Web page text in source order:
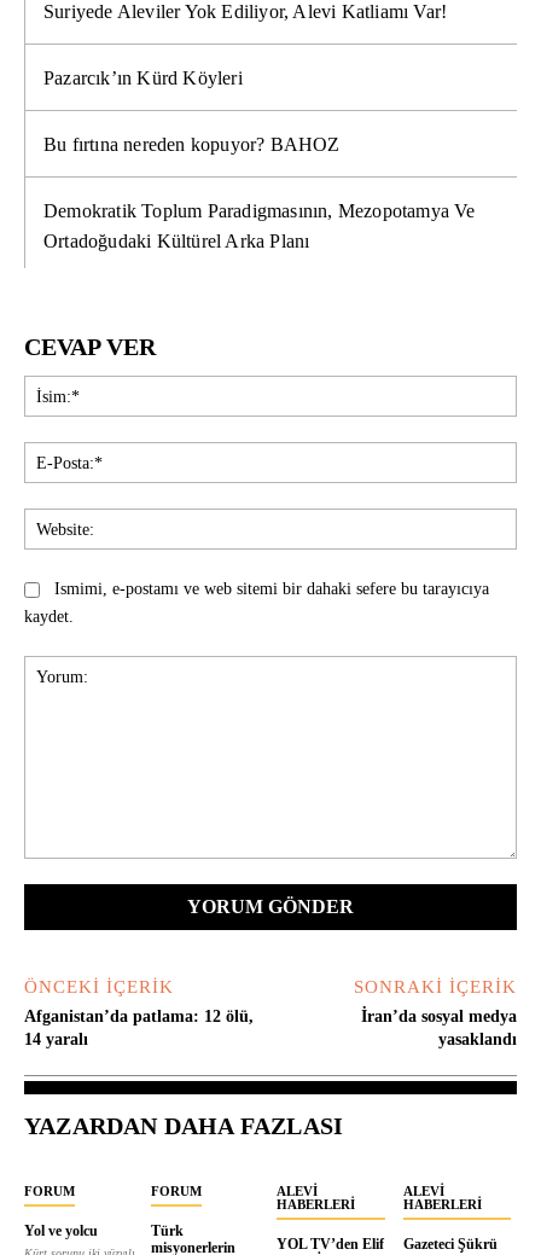
Suriyede Aleviler Yok Ediliyor, Alevi Katliamı Var!
Pazarcık’ın Kürd Köyleri
Bu fırtına nereden kopuyor? BAHOZ
Demokratik Toplum Paradigmasının, Mezopotamya Ve
Ortadoğudaki Kültürel Arka Planı
CEVAP VER
Ismimi, e-postamı ve web sitemi bir dahaki sefere bu tarayıcıya
kaydet.
ÖNCEKI İÇERIK
Afganistan’da patlama: 12 ölü,
14 yaralı
SONRAKI İÇERIK
İran’da sosyal medya
yasaklandı
YAZARDAN DAHA FAZLASI
FORUM
Yol ve yolcu
FORUM
Türk
misyonerlerin
ALEVI
HABERLERI
YOL TV’den Elif
ALEVI
HABERLERI
Gazeteci Şükrü